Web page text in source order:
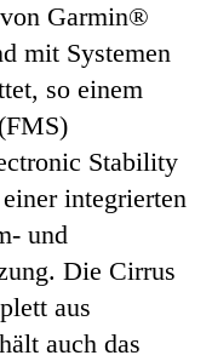
Garmin®
mit Systemen
so einem
Stability
integrierten
und
Die Cirrus
aus
auch das